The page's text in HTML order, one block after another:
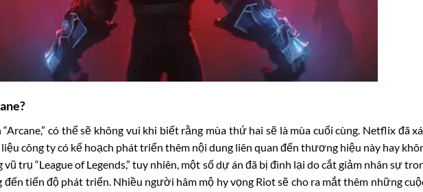
có thể sẽ không vui khi biết rằng mùa thứ hai sẽ là mùa cuối cùng. Netflix đã
công ty có kế hoạch phát triển thêm nội dung liên quan đến thương hiệu này hay
trụ “League of Legends,” tuy nhiên, một số dự án đã bị đình lại do cắt giảm nhân sự
tiến độ phát triển. Nhiều người hâm mộ hy vọng Riot sẽ cho ra mắt thêm những